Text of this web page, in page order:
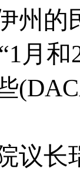
的
月
长